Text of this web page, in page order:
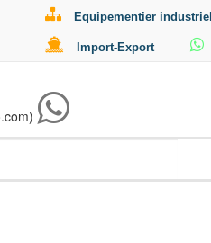
Equipementier industriel
Import-Export